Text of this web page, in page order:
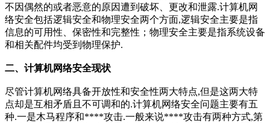
不因偶然的或者恶意的原因遭到破坏、更改和泄露.计算机网
络安全包括逻辑安全和物理安全两个方面,逻辑安全主要是指
信息的可用性、保密性和完整性；物理安全主要是指系统设备
和相关配件均受到物理保护.
二、计算机网络安全现状
尽管计算机网络具备开放性和安全性两大特点,但是这两大特
点却是互相矛盾且不可调和的.计算机网络安全问题主要有五
种.一是木马程序和****攻击.一般来说****攻击有两种方式,第